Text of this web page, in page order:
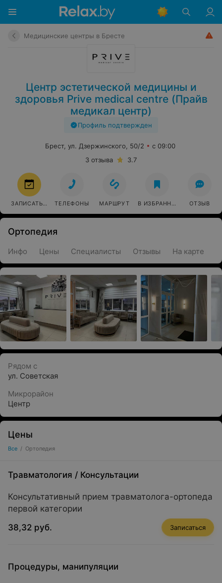
Медицинские центры в Бресте
Центр эстетической медицины и
здоровья Prive medical centre (Прайв
медикал центр)
Профиль подтвержден
Брест, ул. Дзержинского, 50/2
с 09:00
3 отзыва
3.7
ЗАПИСАТЬСЯ ТЕЛЕФОНЫ МАРШРУТ В ИЗБРАННОЕ ОТЗЫВ
Ортопедия
Инфо Цены Специалисты Отзывы На карте
Рядом с
ул. Советская
Микрорайон
Центр
Цены
Все / Ортопедия
Травматология / Консультации
Консультативный прием травматолога-ортопеда
первой категории
38,32 руб.
Записаться
Процедуры, манипуляции